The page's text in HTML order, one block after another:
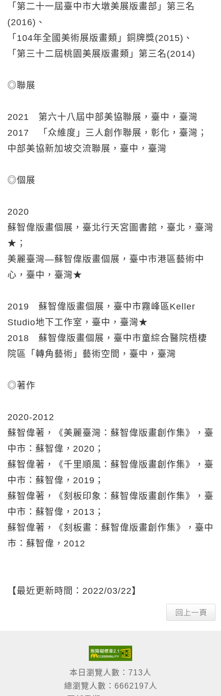
「第二十一屆臺中市大墩美展版畫部」第三名
(2016)、
「104年全國美術展版畫類」銅牌獎(2015)、
「第三十二屆桃園美展版畫類」第三名(2014)
◎聯展
2021 第六十八屆中部美協聯展，臺中，臺灣
2017 「众維度」三人創作聯展，彰化，臺灣；
中部美協新加坡交流聯展，臺中，臺灣
◎個展
2020
蘇智偉版畫個展，臺北行天宮圖書館，臺北，臺灣
★；
美麗臺灣—蘇智偉版畫個展，臺中市港區藝術中
心，臺中，臺灣★
2019 蘇智偉版畫個展，臺中市霧峰區Keller
Studio地下工作室，臺中，臺灣★
2018 蘇智偉版畫個展，臺中市童綜合醫院梧棲
院區「轉角藝術」藝術空間，臺中，臺灣
◎著作
2020-2012
蘇智偉著，《美麗臺灣：蘇智偉版畫創作集》，臺
中市：蘇智偉，2020；
蘇智偉著，《千里順風：蘇智偉版畫創作集》，臺
中市：蘇智偉，2019；
蘇智偉著，《刻板印象：蘇智偉版畫創作集》，臺
中市：蘇智偉，2013；
蘇智偉著，《刻板畫：蘇智偉版畫創作集》，臺中
市：蘇智偉，2012
【最近更新時間：2022/03/22】
本日瀏覽人數：713人
總瀏覽人數：6662197人